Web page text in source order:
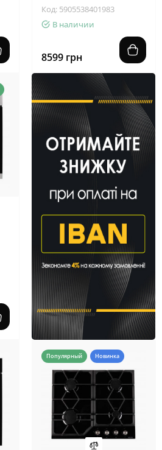
Код: 5905538401983
В наличии
8599 грн
Популярный Новинка